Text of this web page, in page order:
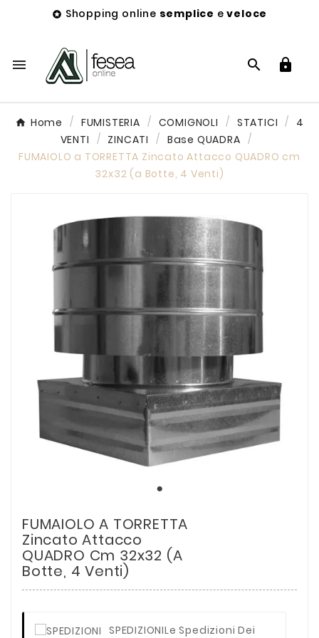
 Shopping online semplice eveloce
  
Home FUMISTERIA COMIGNOLI STATICI
4
VENTI
ZINCATI
Base QUADRA
FUMAIOLO a TORRETTA Zincato Attacco QUADRO cm
32x32 (a Botte, 4 Venti)
FUMAIOLO A TORRETTA
Zincato Attacco
QUADRO Cm 32x32 (a
Botte, 4 Venti)
SPEDIZIONILe Spedizioni Dei